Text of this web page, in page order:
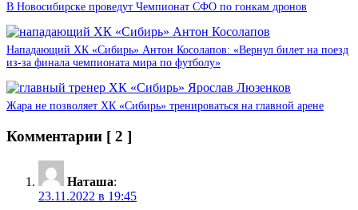
В Новосибирске проведут Чемпионат СФО по гонкам дронов
Нападающий ХК «Сибирь» Антон Косолапов: «Вернул билет на поезд
из-за финала чемпионата мира по футболу»
Жара не позволяет ХК «Сибирь» тренироваться на главной арене
Комментарии [ 2 ]
Наташа:
23.11.2022 в 19:45